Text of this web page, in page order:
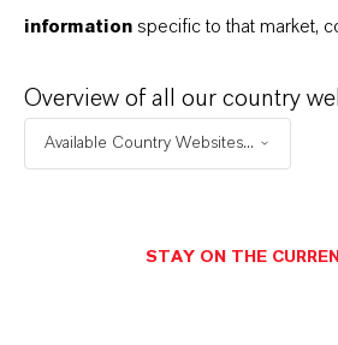
Contato Comercial
information specific to that market,
Overview of all our country
Available Country Websites...
STAY ON THE